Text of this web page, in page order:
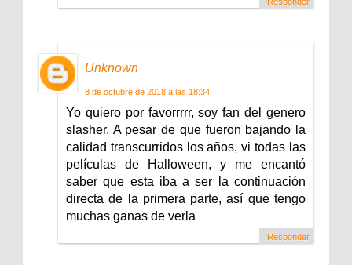
Unknown
8 de octubre de 2018 a las 18:34
Yo quiero por favorrrrr, soy fan del genero
slasher. A pesar de que fueron bajando la
calidad transcurridos los años, vi todas las
películas de Halloween, y me encantó
saber que esta iba a ser la continuación
directa de la primera parte, así que tengo
muchas ganas de verla
Responder